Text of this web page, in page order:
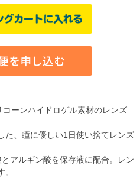
ーンハイドロゲル素材のレンズ
た、瞳に優しい1日使い捨てレンズ
アルギン酸を保存液に配合。レン